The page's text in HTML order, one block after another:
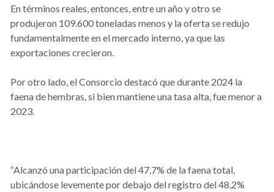
En términos reales, entonces, entre un año y otro se
produjeron 109.600 toneladas menos y la oferta se redujo
fundamentalmente en el mercado interno, ya que las
exportaciones crecieron.
Por otro lado, el Consorcio destacó que durante 2024 la
faena de hembras, si bien mantiene una tasa alta, fue menor a
2023.
“Alcanzó una participación del 47,7% de la faena total,
ubicándose levemente por debajo del registro del 48,2%